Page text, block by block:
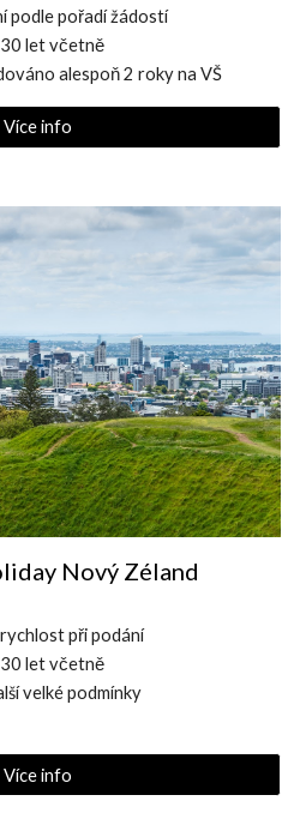
podle pořadí žádostí
let včetně
alespoň 2 roky na VŠ
Více info
Nový Zéland
při podání
let včetně
velké podmínky
Více info